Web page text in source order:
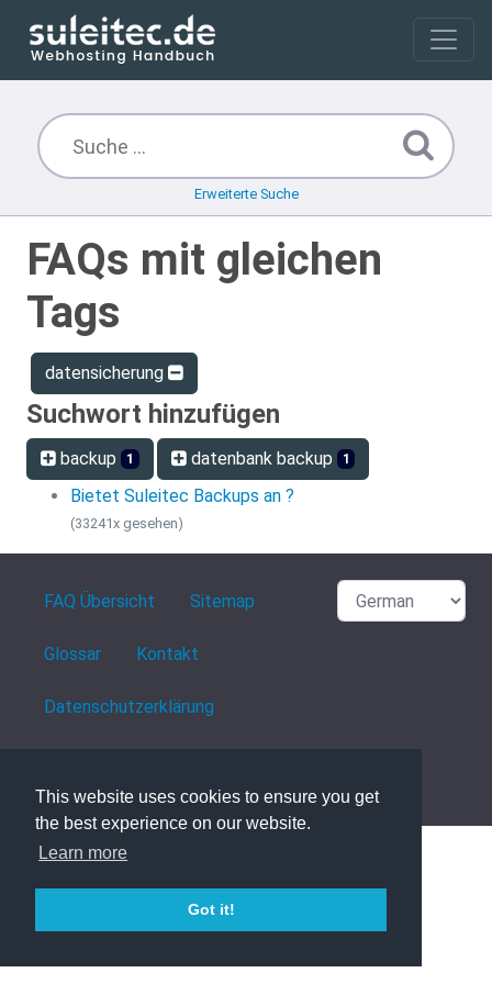
This website uses cookies to ensure you get
the best experience on our website.
Learn more
Got it!
Erweiterte Suche
FAQs mit gleichen
Tags
datensicherung
Suchwort hinzufügen
backup 1 datenbank backup 1
Bietet Suleitec Backups an ?
(33241x gesehen)
FAQ Übersicht Sitemap
Glossar Kontakt
Datenschutzerklärung
powered with ❤️ and ☕️ byphpMyFAQ3.1.8